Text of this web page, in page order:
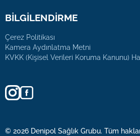
BİLGİLENDİRME
Çerez Politikası
Kamera Aydınlatma Metni
KVKK (Kişisel Verileri Koruma Kanunu)
© 2026 Denipol Sağlık Grubu. Tüm